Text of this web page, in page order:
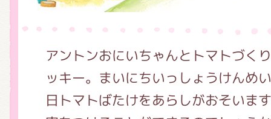
アントンおにいちゃんとトマトづく
ッキー。まいにちいっしょうけんめ
日トマトばたけをあらしがおそいま
ミュージカル・コンサート
おたのしみコンテンツ(クイズ・